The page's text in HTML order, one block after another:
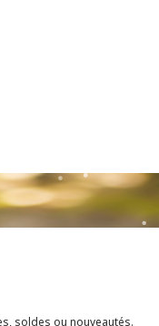
soldes ou nouveautés.